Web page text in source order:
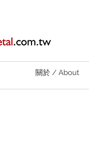
關於 / About